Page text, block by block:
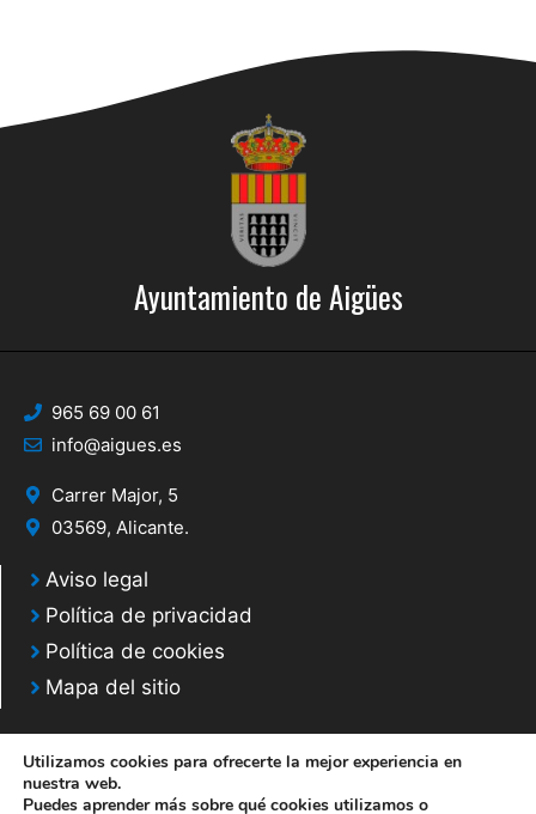
Ayuntamiento de Aigües
965 69 00 61
info@aigues.es
Carrer Major, 5
03569, Alicante.
Aviso legal
Política de privacidad
Política de cookies
Mapa del sitio
Utilizamos cookies para ofrecerte la mejor experiencia en
nuestra web.
Puedes aprender más sobre qué cookies utilizamos o